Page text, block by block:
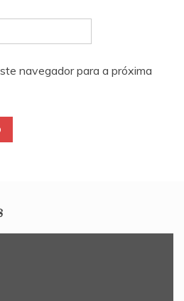
navegador para a próxima